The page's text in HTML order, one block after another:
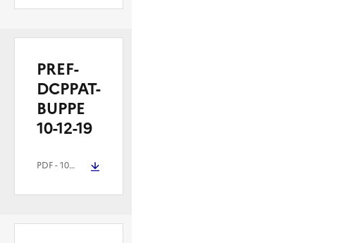
PREF-
DCPPAT-
BUPPE
10-12-19
PDF- 102.5 kio